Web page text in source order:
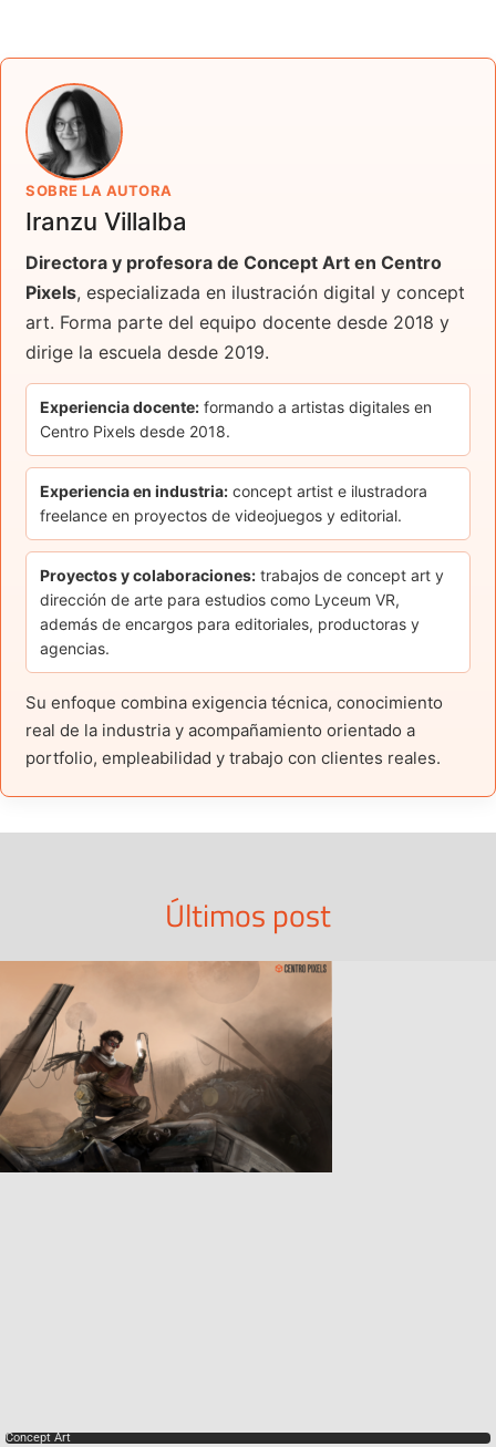
SOBRE LA AUTORA
Iranzu Villalba
Directora y profesora de Concept Art en Centro
Pixels, especializada en ilustración digital y concept
art. Forma parte del equipo docente desde 2018 y
dirige la escuela desde 2019.
Experiencia docente: formando a artistas digitales en
Centro Pixels desde 2018.
Experiencia en industria: concept artist e ilustradora
freelance en proyectos de videojuegos y editorial.
Proyectos y colaboraciones: trabajos de concept art y
dirección de arte para estudios como Lyceum VR,
además de encargos para editoriales, productoras y
agencias.
Su enfoque combina exigencia técnica, conocimiento
real de la industria y acompañamiento orientado a
portfolio, empleabilidad y trabajo con clientes reales.
Últimos post
Concept Art